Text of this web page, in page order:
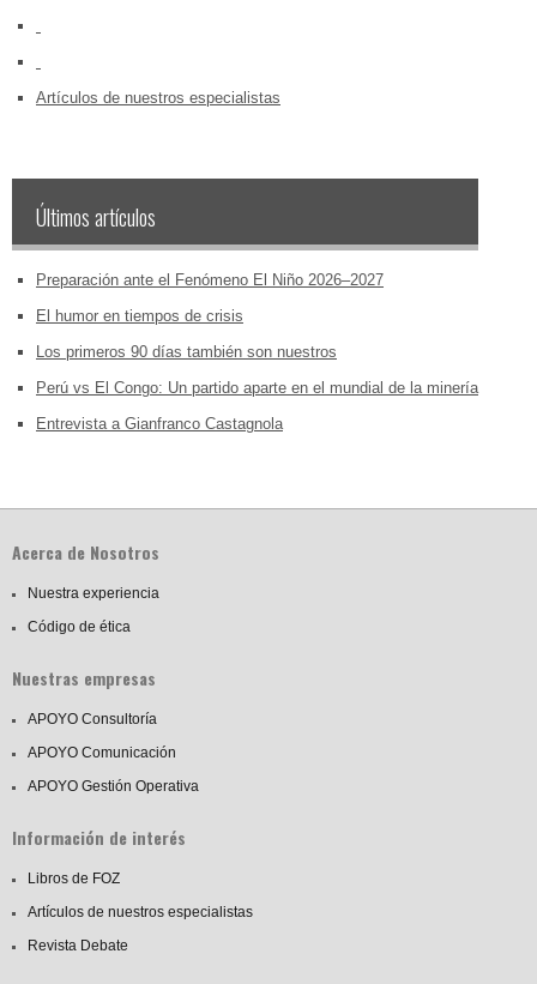
Artículos de nuestros especialistas
Últimos artículos
Preparación ante el Fenómeno El Niño 2026–2027
El humor en tiempos de crisis
Los primeros 90 días también son nuestros
Perú vs El Congo: Un partido aparte en el mundial de la minería
Entrevista a Gianfranco Castagnola
Acerca de Nosotros
Nuestra experiencia
Código de ética
Nuestras empresas
APOYO Consultoría
APOYO Comunicación
APOYO Gestión Operativa
Información de interés
Libros de FOZ
Artículos de nuestros especialistas
Revista Debate